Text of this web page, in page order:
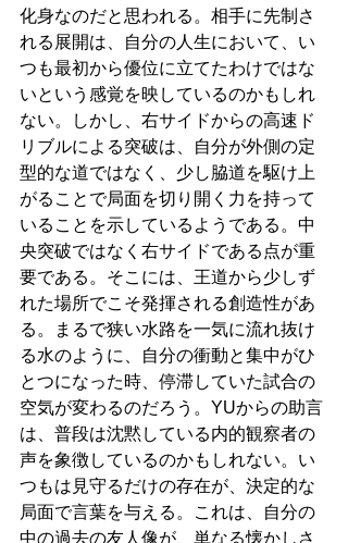
化身なのだと思われる。相手に先制さ
れる展開は、自分の人生において、い
つも最初から優位に立てたわけではな
いという感覚を映しているのかもしれ
ない。しかし、右サイドからの高速ド
リブルによる突破は、自分が外側の定
型的な道ではなく、少し脇道を駆け上
がることで局面を切り開く力を持って
いることを示しているようである。中
央突破ではなく右サイドである点が重
要である。そこには、王道から少しず
れた場所でこそ発揮される創造性があ
る。まるで狭い水路を一気に流れ抜け
る水のように、自分の衝動と集中がひ
とつになった時、停滞していた試合の
空気が変わるのだろう。YUからの助言
は、普段は沈黙している内的観察者の
声を象徴しているのかもしれない。い
つもは見守るだけの存在が、決定的な
局面で言葉を与える。これは、自分の
中の過去の友人像が、単なる懐かしさ